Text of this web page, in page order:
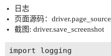
日志
页面源码：driver.page_source
截图: driver.save_screenshot
import logging